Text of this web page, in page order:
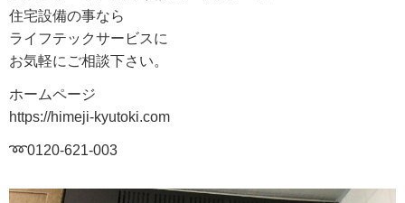
住宅設備の事なら
ライフテックサービスに
お気軽にご相談下さい。
ホームページ
https://himeji-kyutoki.com
➿0120-621-003